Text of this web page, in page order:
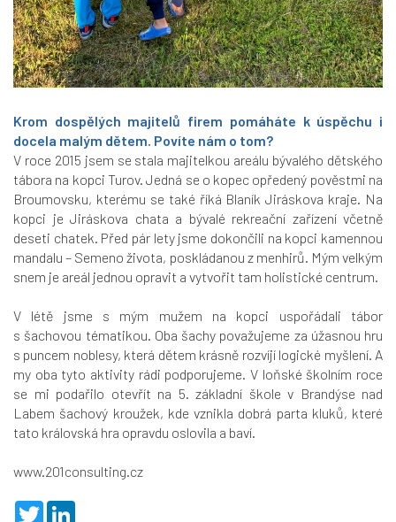
Krom dospělých majitelů firem pomáháte k úspěchu i
docela malým dětem. Povíte nám o tom?
V roce 2015 jsem se stala majitelkou areálu bývalého dětského
tábora na kopci Turov. Jedná se o kopec opředený pověstmi na
Broumovsku, kterému se také říká Blaník Jiráskova kraje. Na
kopci je Jiráskova chata a bývalé rekreační zařízení včetně
deseti chatek. Před pár lety jsme dokončili na kopci kamennou
mandalu – Semeno života, poskládanou z menhirů. Mým velkým
snem je areál jednou opravit a vytvořit tam holistické centrum.
V létě jsme s mým mužem na kopci uspořádali tábor
s šachovou tématikou. Oba šachy považujeme za úžasnou hru
s puncem noblesy, která dětem krásně rozvíjí logické myšlení. A
my oba tyto aktivity rádi podporujeme. V loňské školním roce
se mi podařilo otevřít na 5. základní škole v Brandýse nad
Labem šachový kroužek, kde vznikla dobrá parta kluků, které
tato královská hra opravdu oslovila a baví.
www.201consulting.cz
T